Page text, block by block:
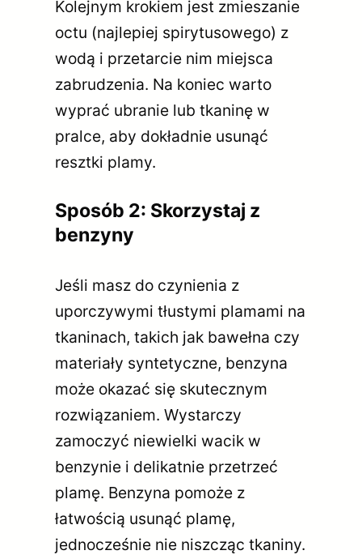
Kolejnym krokiem jest zmieszanie
octu (najlepiej spirytusowego) z
wodą i przetarcie nim miejsca
zabrudzenia. Na koniec warto
wyprać ubranie lub tkaninę w
pralce, aby dokładnie usunąć
resztki plamy.
Sposób 2: Skorzystaj z
benzyny
Jeśli masz do czynienia z
uporczywymi tłustymi plamami na
tkaninach, takich jak bawełna czy
materiały syntetyczne, benzyna
może okazać się skutecznym
rozwiązaniem. Wystarczy
zamoczyć niewielki wacik w
benzynie i delikatnie przetrzeć
plamę. Benzyna pomoże z
łatwością usunąć plamę,
jednocześnie nie niszcząc tkaniny.